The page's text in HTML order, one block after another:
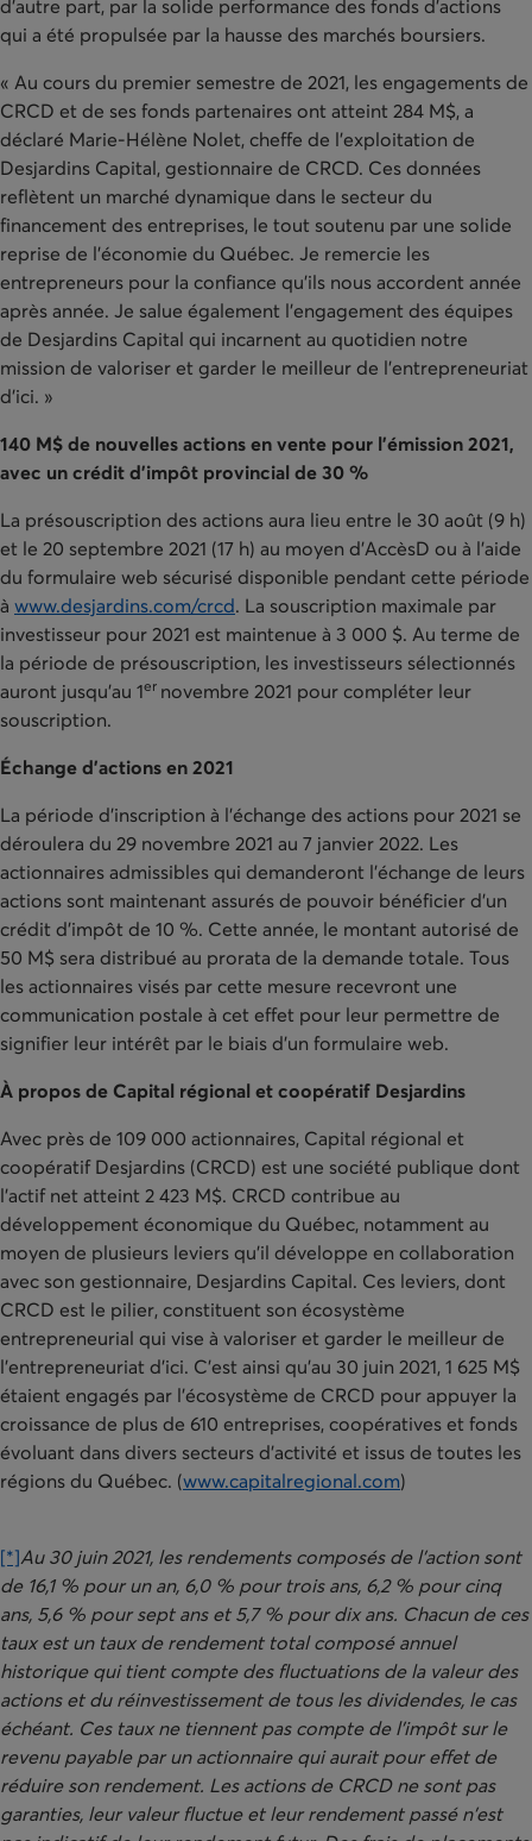
d’autre part, par la solide performance des fonds d’actions
qui a été propulsée par la hausse des marchés boursiers.
« Au cours du premier semestre de 2021, les engagements de
CRCD et de ses fonds partenaires ont atteint 284 M$, a
déclaré Marie-Hélène Nolet, cheffe de l'exploitation de
Desjardins Capital, gestionnaire de CRCD. Ces données
reflètent un marché dynamique dans le secteur du
financement des entreprises, le tout soutenu par une solide
reprise de l’économie du Québec. Je remercie les
entrepreneurs pour la confiance qu’ils nous accordent année
après année. Je salue également l’engagement des équipes
de Desjardins Capital qui incarnent au quotidien notre
mission de valoriser et garder le meilleur de l’entrepreneuriat
d’ici. »
140 M$ de nouvelles actions en vente pour l'émission 2021,
avec un crédit d'impôt provincial de 30 %
La présouscription des actions aura lieu entre le 30 août (9 h)
et le 20 septembre 2021 (17 h) au moyen d'AccèsD ou à l'aide
du formulaire web sécurisé disponible pendant cette période
à www.desjardins.com/crcd. La souscription maximale par
investisseur pour 2021 est maintenue à 3 000 $. Au terme de
la période de présouscription, les investisseurs sélectionnés
auront jusqu'au 1er novembre 2021 pour compléter leur
souscription.
Échange d’actions en 2021
La période d’inscription à l’échange des actions pour 2021 se
déroulera du 29 novembre 2021 au 7 janvier 2022. Les
actionnaires admissibles qui demanderont l’échange de leurs
actions sont maintenant assurés de pouvoir bénéficier d’un
crédit d’impôt de 10 %. Cette année, le montant autorisé de
50 M$ sera distribué au prorata de la demande totale. Tous
les actionnaires visés par cette mesure recevront une
communication postale à cet effet pour leur permettre de
signifier leur intérêt par le biais d’un formulaire web.
À propos de Capital régional et coopératif Desjardins
Avec près de 109 000 actionnaires, Capital régional et
coopératif Desjardins (CRCD) est une société publique dont
l’actif net atteint 2 423 M$. CRCD contribue au
développement économique du Québec, notamment au
moyen de plusieurs leviers qu’il développe en collaboration
avec son gestionnaire, Desjardins Capital. Ces leviers, dont
CRCD est le pilier, constituent son écosystème
entrepreneurial qui vise à valoriser et garder le meilleur de
l’entrepreneuriat d’ici. C’est ainsi qu’au 30 juin 2021, 1 625 M$
étaient engagés par l’écosystème de CRCD pour appuyer la
croissance de plus de 610 entreprises, coopératives et fonds
évoluant dans divers secteurs d’activité et issus de toutes les
régions du Québec. (www.capitalregional.com)
[*]Au 30 juin 2021, les rendements composés de l'action sont
de 16,1 % pour un an, 6,0 % pour trois ans, 6,2 % pour cinq
ans, 5,6 % pour sept ans et 5,7 % pour dix ans. Chacun de ces
taux est un taux de rendement total composé annuel
historique qui tient compte des fluctuations de la valeur des
actions et du réinvestissement de tous les dividendes, le cas
échéant. Ces taux ne tiennent pas compte de l'impôt sur le
revenu payable par un actionnaire qui aurait pour effet de
réduire son rendement. Les actions de CRCD ne sont pas
garanties, leur valeur fluctue et leur rendement passé n'est